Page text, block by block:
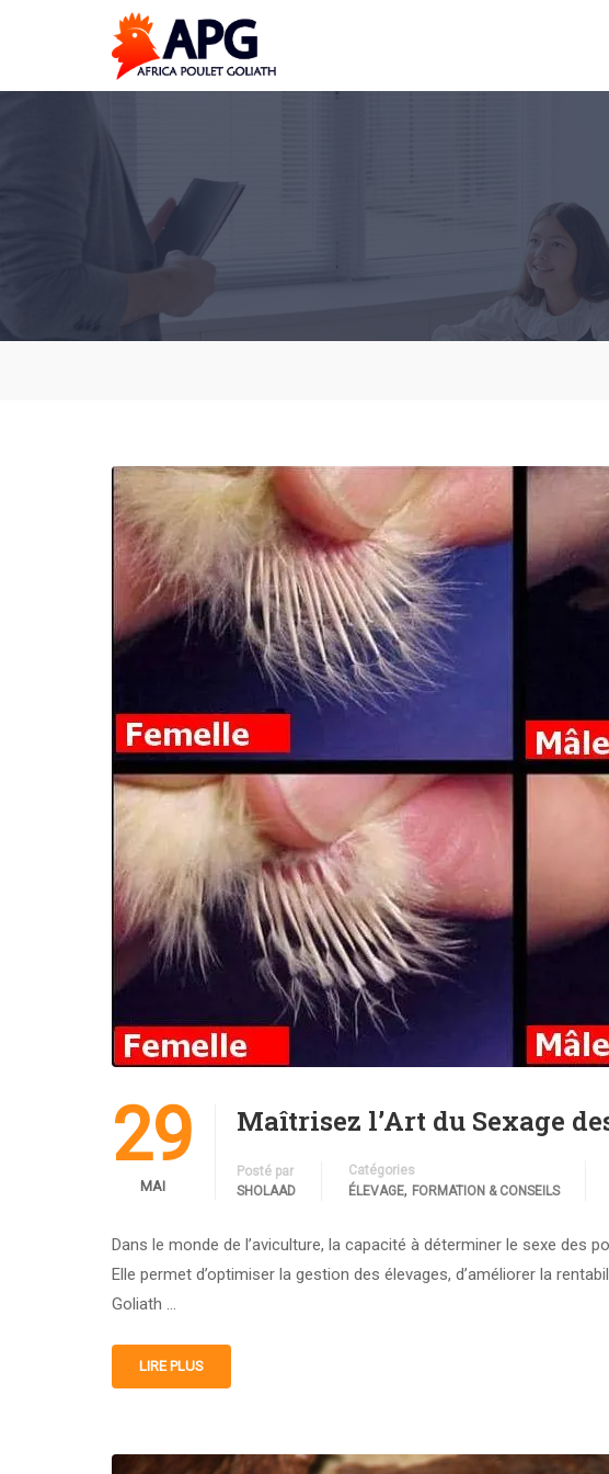
29
MAI
Maîtrisez l’Art du Sexage
Posté par
SHOLAAD
Catégories
ÉLEVAGE, FORMATION & CONSEILS
Dans le monde de l’aviculture, la capacité à déterminer le sexe des
Elle permet d’optimiser la gestion des élevages, d’améliorer la
Goliath …
LIRE PLUS